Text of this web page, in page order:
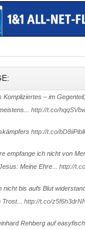
– im
http://t.co/
http://t.co/
empfange ich nicht von
Meine Ehre...http://
nicht bis aufs Blut
Trost...http://t.co/
Rehberg auf